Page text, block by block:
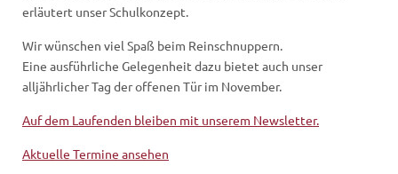
erläutert unser Schulkonzept.
Wir wünschen viel Spaß beim Reinschnuppern.
Eine ausführliche Gelegenheit dazu bietet auch unser
alljährlicher Tag der offenen Tür im November.
Auf dem Laufenden bleiben mit unserem Newsletter.
Aktuelle Termine ansehen